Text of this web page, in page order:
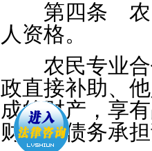
第四条 农民
人资格。
农民专业合
政直接补助、
成的财产，享
财产对债务承